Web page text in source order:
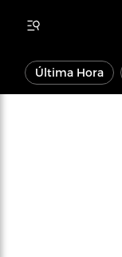
Última Hora